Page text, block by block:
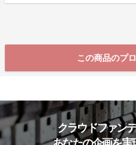
この商品のプ
クラウドファン